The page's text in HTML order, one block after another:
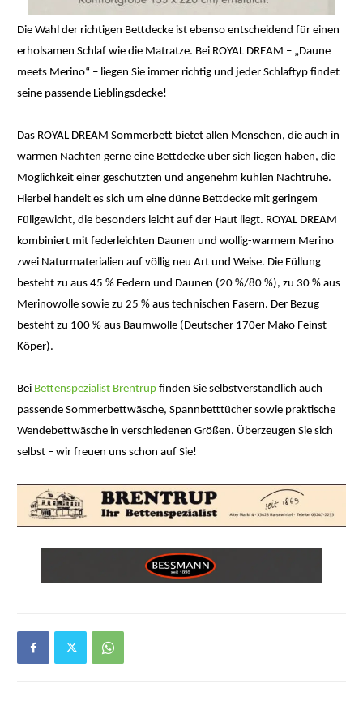
Die Wahl der richtigen Bettdecke ist ebenso entscheidend für einen
erholsamen Schlaf wie die Matratze. Bei ROYAL DREAM – „Daune
meets Merino“ – liegen Sie immer richtig und jeder Schlaftyp findet
seine passende Lieblingsdecke!
Das ROYAL DREAM Sommerbett bietet allen Menschen, die auch in
warmen Nächten gerne eine Bettdecke über sich liegen haben, die
Möglichkeit einer geschützten und angenehm kühlen Nachtruhe.
Hierbei handelt es sich um eine dünne Bettdecke mit geringem
Füllgewicht, die besonders leicht auf der Haut liegt. ROYAL DREAM
kombiniert mit federleichten Daunen und wollig-warmem Merino
zwei Naturmaterialien auf völlig neu Art und Weise. Die Füllung
besteht zu aus 45 % Federn und Daunen (20 %/80 %), zu 30 % aus
Merinowolle sowie zu 25 % aus technischen Fasern. Der Bezug
besteht zu 100 % aus Baumwolle (Deutscher 170er Mako Feinst-
Köper).
Bei Bettenspezialist Brentrup finden Sie selbstverständlich auch
passende Sommerbettwäsche, Spannbetttücher sowie praktische
Wendebettwäsche in verschiedenen Größen. Überzeugen Sie sich
selbst – wir freuen uns schon auf Sie!